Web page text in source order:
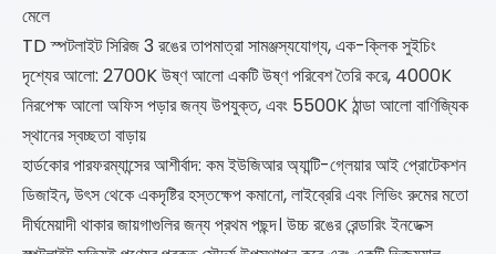
মেলে
TD স্পটলাইট সিরিজ 3 রঙের তাপমাত্রা সামঞ্জস্যযোগ্য, এক-ক্লিক সুইচিং
দৃশ্যের আলো: 2700K উষ্ণ আলো একটি উষ্ণ পরিবেশ তৈরি করে, 4000K
নিরপেক্ষ আলো অফিস পড়ার জন্য উপযুক্ত, এবং 5500K ঠান্ডা আলো বাণিজ্যিক
স্থানের স্বচ্ছতা বাড়ায়
হার্ডকোর পারফরম্যান্সের আশীর্বাদ: কম ইউজিআর অ্যান্টি-গ্লেয়ার আই প্রোটেকশন
ডিজাইন, উৎস থেকে একদৃষ্টির হস্তক্ষেপ কমানো, লাইব্রেরি এবং লিভিং রুমের মতো
দীর্ঘমেয়াদী থাকার জায়গাগুলির জন্য প্রথম পছন্দ। উচ্চ রঙের রেন্ডারিং ইনডেক্স